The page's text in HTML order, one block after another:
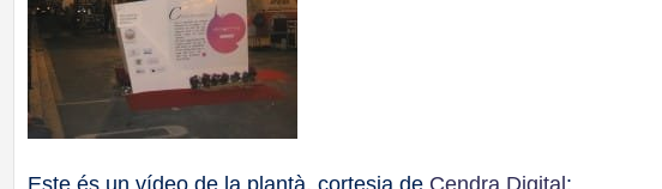
Este és un vídeo de la plantà, cortesia de Cendra Digital: